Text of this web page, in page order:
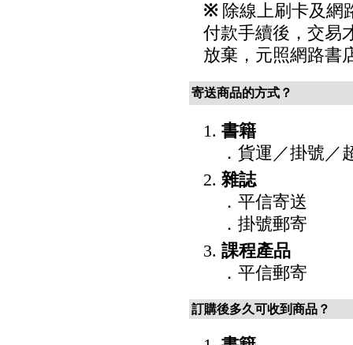
※除線上刷卡及網
付款手續後，交易
放棄，元照網路書
寄送商品的方式？
1. 書籍
．貨運／掛號／
2. 雜誌
．平信寄送
．掛號郵寄
3. 課程產品
．平信郵寄
訂購後多久可收到商品？